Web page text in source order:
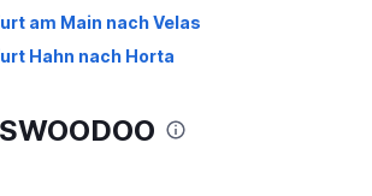
am Main nach Velas
Hahn nach Horta